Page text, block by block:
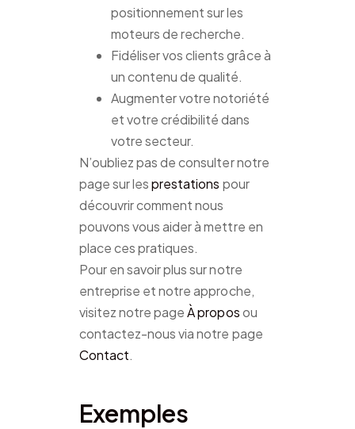
positionnement sur les
moteurs de recherche.
Fidéliser vos clients grâce à
un contenu de qualité.
Augmenter votre notoriété
et votre crédibilité dans
votre secteur.
N’oubliez pas de consulter notre
page sur lesprestations pour
découvrir comment nous
pouvons vous aider à mettre en
place ces pratiques.
Pour en savoir plus sur notre
entreprise et notre approche,
visitez notre pageÀ proposou
contactez-nous via notre page
Contact.
Exemples